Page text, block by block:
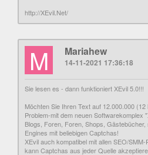
http://XEvil.Net/
M Mariahew
14-11-2021 17:36:18
Sie lesen es - dann funktioniert XEvil 5.0!!!
Möchten Sie Ihren Text auf 12.000.000
Problem-mit dem neuen Softwarekomplex
Blogs, Foren, Foren, Shops,
Engines mit beliebigen Captchas!
XEvil auch kompatibel mit allen SEO/
kann Captchas aus jeder Quelle